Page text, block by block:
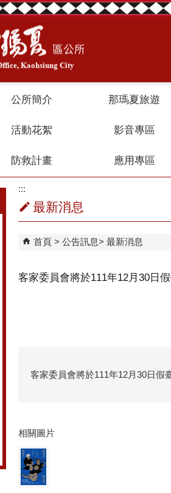
公所簡介 那瑪夏旅遊
活動花絮 影音專區
防救計畫 應用專區
:::
最新消息
首頁 公告訊息 最新消息
客家委員會將於111年12月30日
客家委員會將於111年12月30日假
相關圖片